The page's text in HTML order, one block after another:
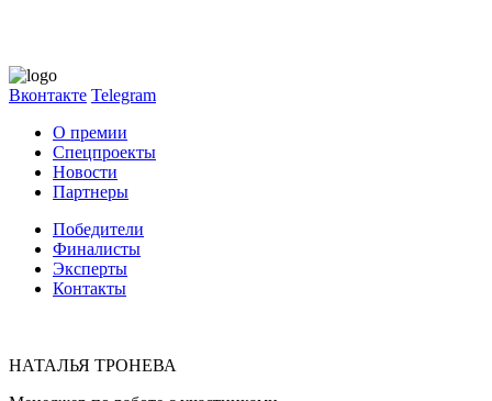
Вконтакте Telegram
О премии
Спецпроекты
Новости
Партнеры
Победители
Финалисты
Эксперты
Контакты
НАТАЛЬЯ ТРОНЕВА